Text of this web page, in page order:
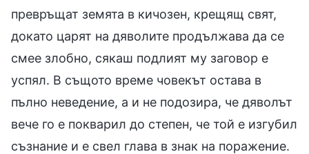
превръщат земята в кичозен, крещящ свят,
докато царят на дяволите продължава да се
смее злобно, сякаш подлият му заговор е
успял. В същото време човекът остава в
пълно неведение, а и не подозира, че дяволът
вече го е покварил до степен, че той е изгубил
съзнание и е свел глава в знак на поражение.